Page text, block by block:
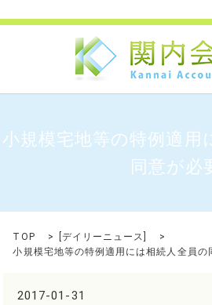
小規模宅地等の特例適用
同意が必
TOP デイリーニュース
小規模宅地等の特例適用には相続人全員の
2017-01-31